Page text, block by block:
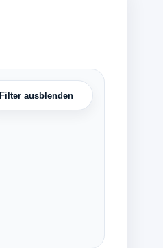
Filter ausblenden